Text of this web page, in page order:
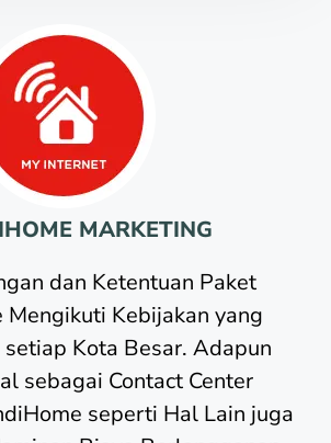
MARKETING
dan Ketentuan Paket
Mengikuti Kebijakan yang
Kota Besar. Adapun
sebagai Contact Center
seperti Hal Lain juga